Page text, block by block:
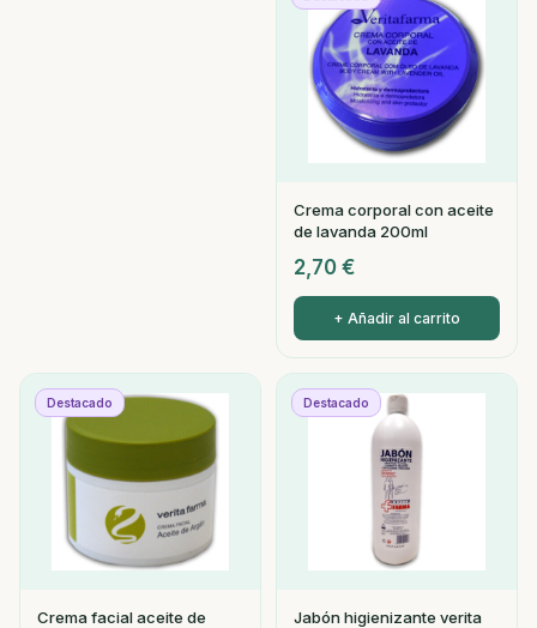
Crema corporal con aceite
de lavanda 200ml
2,70 €
+ Añadir al carrito
Destacado
Crema facial aceite de
Destacado
Jabón higienizante verita